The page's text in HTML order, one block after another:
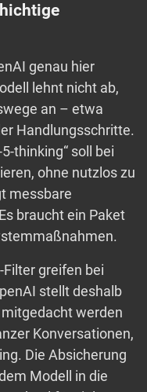
genau hier
lehnt nicht ab,
an – etwa
Handlungsschritte.
thinking“ soll bei
ohne nutzlos zu
messbare
braucht ein Paket
greifen bei
stellt deshalb
werden
Konversationen,
Die Absicherung
Modell in die